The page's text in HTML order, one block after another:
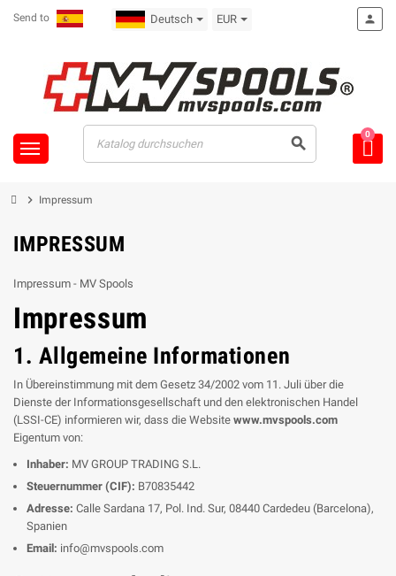
Send to Deutsch EUR
search
person
0
chevron_right Impressum
IMPRESSUM
Impressum - MV Spools
Impressum
1. Allgemeine Informationen
In Übereinstimmung mit dem Gesetz 34/2002 vom 11. Juli über die
Dienste der Informationsgesellschaft und den elektronischen Handel
(LSSI-CE) informieren wir, dass die Website www.mvspools.com
Eigentum von:
Inhaber: MV GROUP TRADING S.L.
Steuernummer (CIF): B70835442
Adresse: Calle Sardana 17, Pol. Ind. Sur, 08440 Cardedeu (Barcelona),
Spanien
Email: info@mvspools.com